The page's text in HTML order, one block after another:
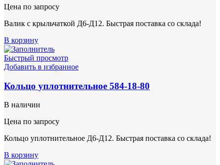
Цена по запросу
Валик с крыльчаткой Д6-Д12. Быстрая поставка со склада!
В корзину
Быстрый просмотр
Добавить в избранное
Кольцо уплотнительное 584-18-80
В наличии
Цена по запросу
Кольцо уплотнительное Д6-Д12. Быстрая поставка со склада!
В корзину